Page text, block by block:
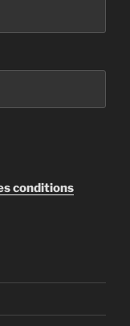
conditions